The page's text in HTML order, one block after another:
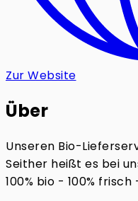
Zur Website
Über
Unseren Bio-
Seither heißt es bei
100% bio - 100% frisch